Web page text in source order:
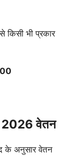
किसी भी प्रकार
00
वेतन
के अनुसार वेतन